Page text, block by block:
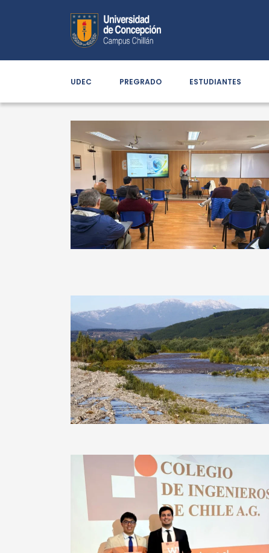
UDEC PREGRADO ESTUDIANTES